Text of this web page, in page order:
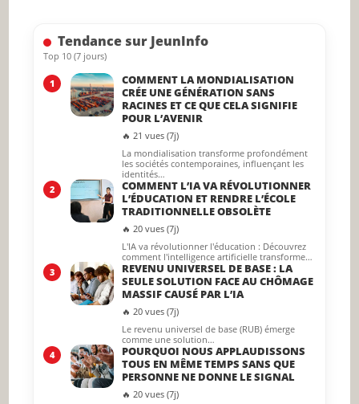
the
Tendance sur JeunInfo
Top 10 (7 jours)
1
COMMENT LA MONDIALISATION
CRÉE UNE GÉNÉRATION SANS
RACINES ET CE QUE CELA SIGNIFIE
POUR L’AVENIR
🔥 21 vues (7j)
La mondialisation transforme profondément
les sociétés contemporaines, influençant les
identités…
2
COMMENT L’IA VA RÉVOLUTIONNER
L’ÉDUCATION ET RENDRE L’ÉCOLE
TRADITIONNELLE OBSOLÈTE
🔥 20 vues (7j)
L'IA va révolutionner l'éducation : Découvrez
comment l'intelligence artificielle transforme…
3
REVENU UNIVERSEL DE BASE : LA
SEULE SOLUTION FACE AU CHÔMAGE
MASSIF CAUSÉ PAR L’IA
🔥 20 vues (7j)
Le revenu universel de base (RUB) émerge
comme une solution…
4
POURQUOI NOUS APPLAUDISSONS
TOUS EN MÊME TEMPS SANS QUE
PERSONNE NE DONNE LE SIGNAL
🔥 20 vues (7j)